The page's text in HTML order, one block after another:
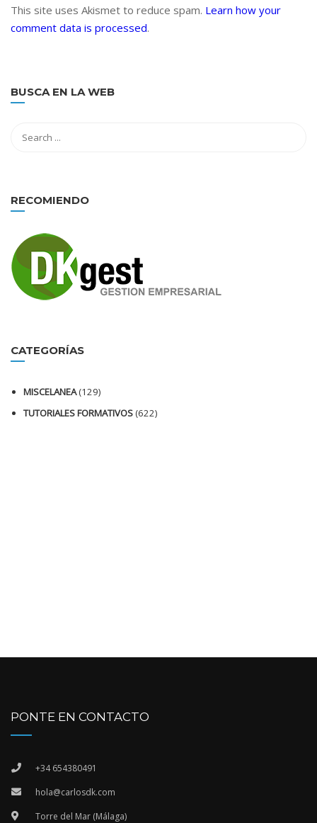
This site uses Akismet to reduce spam. Learn how your
comment data is processed.
BUSCA EN LA WEB
RECOMIENDO
CATEGORÍAS
MISCELANEA(129)
TUTORIALES FORMATIVOS(622)
PONTE EN CONTACTO
+34 654380491
hola@carlosdk.com
Torre del Mar (Málaga)